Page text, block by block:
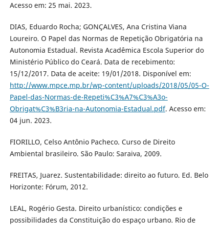
Acesso em: 25 mai. 2023.
DIAS, Eduardo Rocha; GONÇALVES, Ana Cristina Viana
Loureiro. O Papel das Normas de Repetição Obrigatória na
Autonomia Estadual. Revista Acadêmica Escola Superior do
Ministério Público do Ceará. Data de recebimento:
15/12/2017. Data de aceite: 19/01/2018. Disponível em:
http://www.mpce.mp.br/wp-content/uploads/2018/05/05-O-
Papel-das-Normas-de-Repeti%C3%A7%C3%A3o-
Obrigat%C3%B3ria-na-Autonomia-Estadual.pdf. Acesso em:
04 jun. 2023.
FIORILLO, Celso Antônio Pacheco. Curso de Direito
Ambiental brasileiro. São Paulo: Saraiva, 2009.
FREITAS, Juarez. Sustentabilidade: direito ao futuro. Ed. Belo
Horizonte: Fórum, 2012.
LEAL, Rogério Gesta. Direito urbanístico: condições e
possibilidades da Constituição do espaço urbano. Rio de